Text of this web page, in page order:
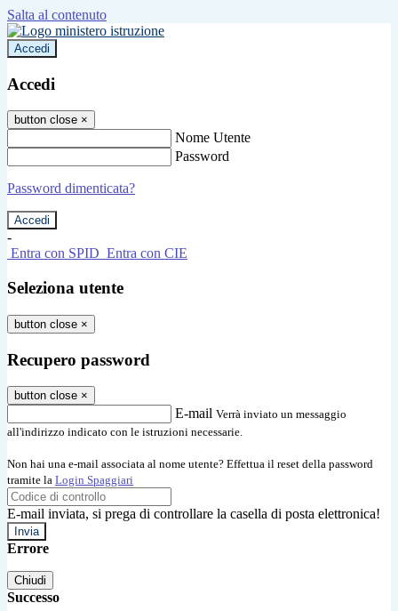
Salta al contenuto
Accedi
Accedi
button close ×
Nome Utente
Password
Password dimenticata?
-
Entra con SPID Entra con CIE
Seleziona utente
button close ×
Recupero password
button close ×
E-mail Verrà inviato un messaggio
all'indirizzo indicato con le istruzioni necessarie.
Non hai una e-mail associata al nome utente? Effettua il reset della password
tramite la Login Spaggiari
E-mail inviata, si prega di controllare la casella di posta elettronica!
Errore
Chiudi
Successo